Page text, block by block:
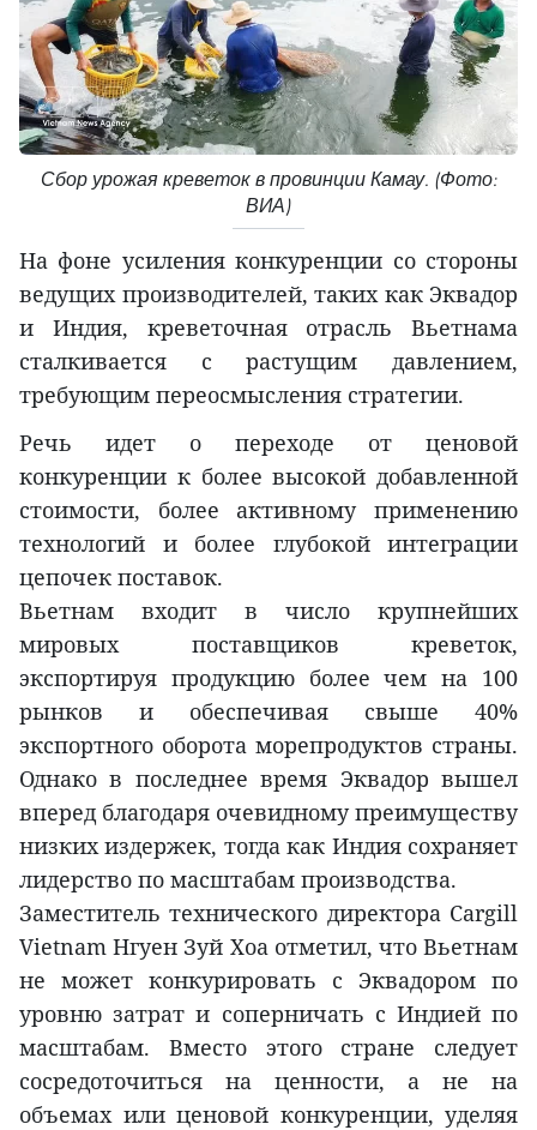
Сбор урожая креветок в провинции Камау. (Фото:
ВИА)
На фоне усиления конкуренции со стороны
ведущих производителей, таких как Эквадор
и Индия, креветочная отрасль Вьетнама
сталкивается с растущим давлением,
требующим переосмысления стратегии.
Речь идет о переходе от ценовой
конкуренции к более высокой добавленной
стоимости, более активному применению
технологий и более глубокой интеграции
цепочек поставок.
Вьетнам входит в число крупнейших
мировых поставщиков креветок,
экспортируя продукцию более чем на 100
рынков и обеспечивая свыше 40%
экспортного оборота морепродуктов страны.
Однако в последнее время Эквадор вышел
вперед благодаря очевидному преимуществу
низких издержек, тогда как Индия сохраняет
лидерство по масштабам производства.
Заместитель технического директора Cargill
Vietnam Нгуен Зуй Хоа отметил, что Вьетнам
не может конкурировать с Эквадором по
уровню затрат и соперничать с Индией по
масштабам. Вместо этого стране следует
сосредоточиться на ценности, а не на
объемах или ценовой конкуренции, уделяя